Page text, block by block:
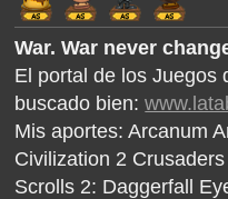
War. War never
El portal de los Juegos
buscado bien:
Mis aportes: Arcanum
Civilization 2
Scrolls 2: Daggerfall